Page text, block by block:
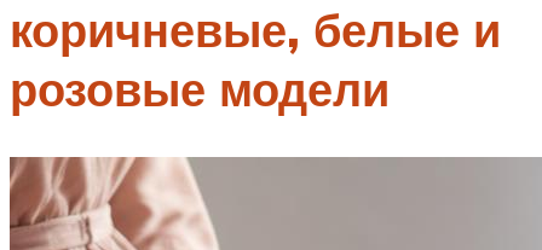
коричневые, белые и
розовые модели